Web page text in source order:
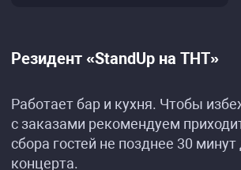
Резидент «StandUp на ТНТ»
Работает бар и кухня. Чтобы
с заказами рекомендуем
сбора гостей не позднее 30
концерта.